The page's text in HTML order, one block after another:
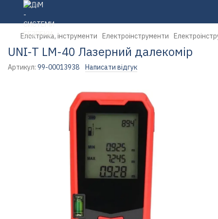
Електрика, інструменти Електроінструменти
UNI-T LM-40 Лазерний далекомір
Артикул: 99-00013938 Написати відгук